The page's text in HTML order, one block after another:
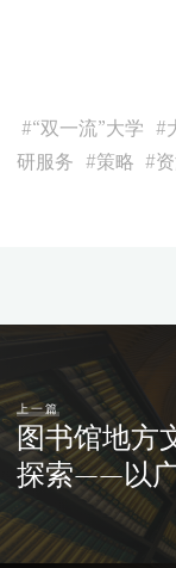
#“双一流”大学 #
研服务 #策略 #
上一篇
图书馆地方
探索——以